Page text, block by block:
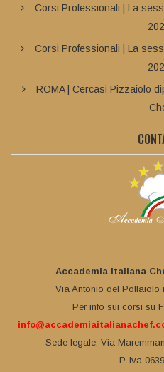
Corsi Professionali | La
Corsi Professionali | La
ROMA | Cercasi Pizzaiolo
Accademia Italiana
Via Antonio del Pollaiolo
Per info sui corsi su
Sede legale: Via
P. Iva